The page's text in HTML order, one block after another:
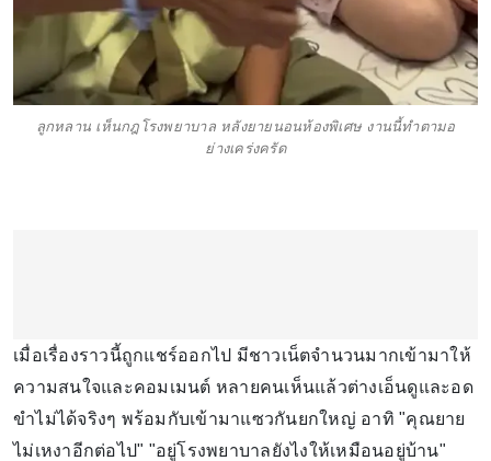
ลูกหลาน เห็นกฎโรงพยาบาล หลังยายนอนห้องพิเศษ งานนี้ทำตามอ
ย่างเคร่งครัด
เมื่อเรื่องราวนี้ถูกแชร์ออกไป มีชาวเน็ตจำนวนมากเข้ามาให้
ความสนใจและคอมเมนต์ หลายคนเห็นแล้วต่างเอ็นดูและอด
ขำไม่ได้จริงๆ พร้อมกับเข้ามาแซวกันยกใหญ่ อาทิ "คุณยาย
ไม่เหงาอีกต่อไป" "อยู่โรงพยาบาลยังไงให้เหมือนอยู่บ้าน"